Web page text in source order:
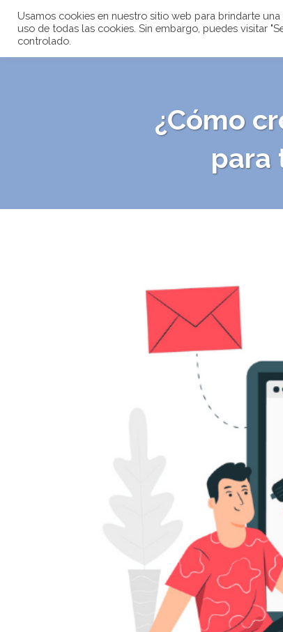
¿Cómo
para
Usamos cookies en nuestro sitio web para brindarte
uso de todas las cookies. Sin embargo, puedes visitar
controlado.